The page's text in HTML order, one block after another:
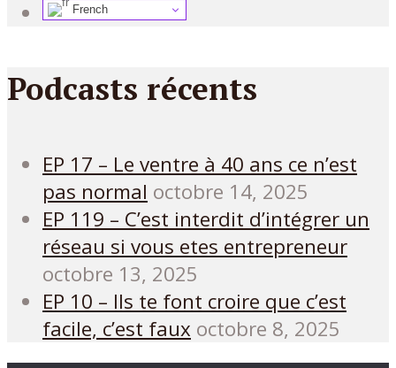
French
Podcasts récents
EP 17 – Le ventre à 40 ans ce n’est
pas normal octobre 14, 2025
EP 119 – C’est interdit d’intégrer un
réseau si vous etes entrepreneur
octobre 13, 2025
EP 10 – Ils te font croire que c’est
facile, c’est faux octobre 8, 2025